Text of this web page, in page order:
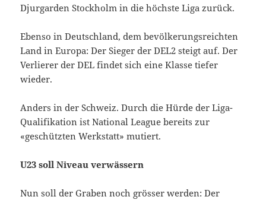
Djurgarden Stockholm in die höchste Liga zurück.
Ebenso in Deutschland, dem bevölkerungsreichten
Land in Europa: Der Sieger der DEL2 steigt auf. Der
Verlierer der DEL findet sich eine Klasse tiefer
wieder.
Anders in der Schweiz. Durch die Hürde der Liga-
Qualifikation ist National League bereits zur
«geschützten Werkstatt» mutiert.
U23 soll Niveau verwässern
Nun soll der Graben noch grösser werden: Der